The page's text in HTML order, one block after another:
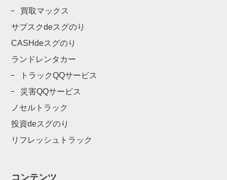
買取マックス
サブスクdeスグのり
CASHdeスグのり
ランドレンタカー
トラックQQサービス
災害QQサービス
ノセルトラック
投資deスグのり
リフレッシュトラック
コンテンツ